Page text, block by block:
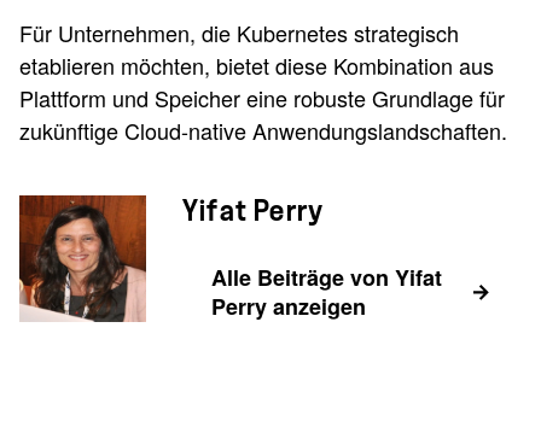
Für Unternehmen, die Kubernetes strategisch
etablieren möchten, bietet diese Kombination aus
Plattform und Speicher eine robuste Grundlage für
zukünftige Cloud-native Anwendungslandschaften.
Yifat Perry
Alle Beiträge von Yifat
Perry anzeigen